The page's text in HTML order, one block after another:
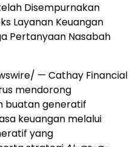
Disempurnakan
Layanan Keuangan
Pertanyaan Nasabah
— Cathay Financial
mendorong
buatan generatif
keuangan melalui
yang